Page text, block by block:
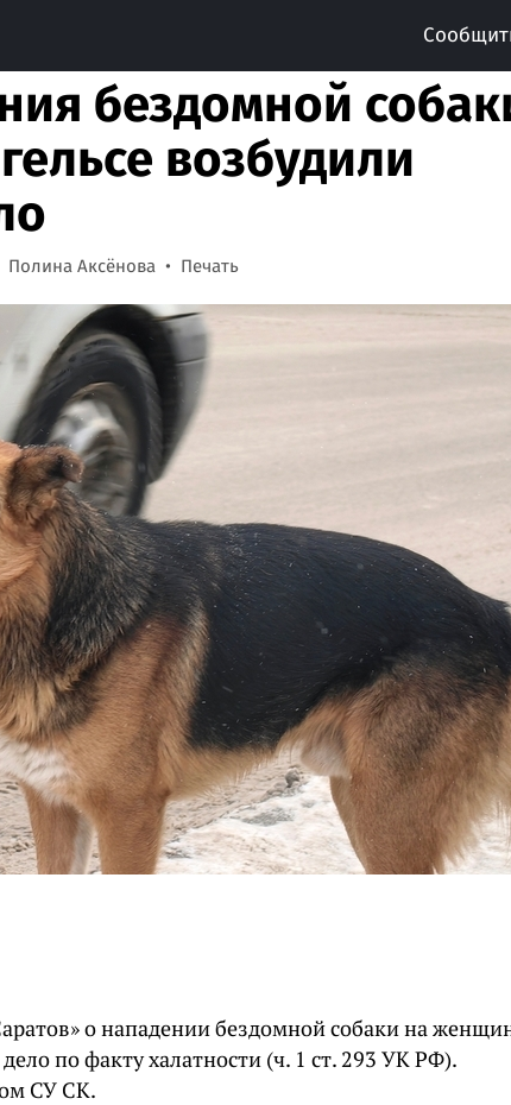
бездомной
возбудили
Полина Аксёнова Печать
о нападении бездомной собаки на
по факту халатности (ч. 1 ст. 293 УК РФ).
СУ СК.